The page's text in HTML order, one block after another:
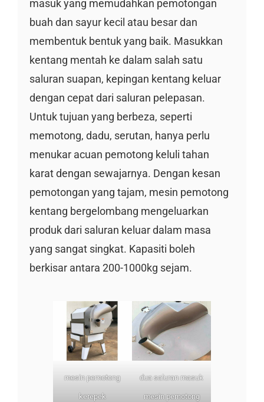
masuk yang memudahkan pemotongan
buah dan sayur kecil atau besar dan
membentuk bentuk yang baik. Masukkan
kentang mentah ke dalam salah satu
saluran suapan, kepingan kentang keluar
dengan cepat dari saluran pelepasan.
Untuk tujuan yang berbeza, seperti
memotong, dadu, serutan, hanya perlu
menukar acuan pemotong keluli tahan
karat dengan sewajarnya. Dengan kesan
pemotongan yang tajam, mesin pemotong
kentang bergelombang mengeluarkan
produk dari saluran keluar dalam masa
yang sangat singkat. Kapasiti boleh
berkisar antara 200-1000kg sejam.
mesin pemotong
kerepek
dua saluran masuk
mesin pemotong